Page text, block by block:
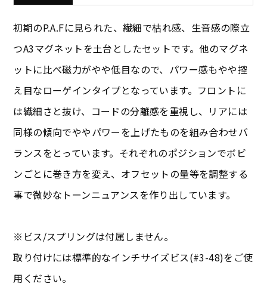
初期のP.A.Fに見られた、繊細で枯れ感、生音感の際立
つA3マグネットを土台としたセットです。他のマグネ
ットに比べ磁力がやや低目なので、パワー感もやや控
え目なローゲインタイプとなっています。フロントに
は繊細さと抜け、コードの分離感を重視し、リアには
同様の傾向でややパワーを上げたものを組み合わせバ
ランスをとっています。それぞれのポジションでボビ
ンごとに巻き方を変え、オフセットの量等を調整する
事で微妙なトーンニュアンスを作り出しています。
※ビス/スプリングは付属しません。
取り付けには標準的なインチサイズビス(#3-48)をご使
用ください。